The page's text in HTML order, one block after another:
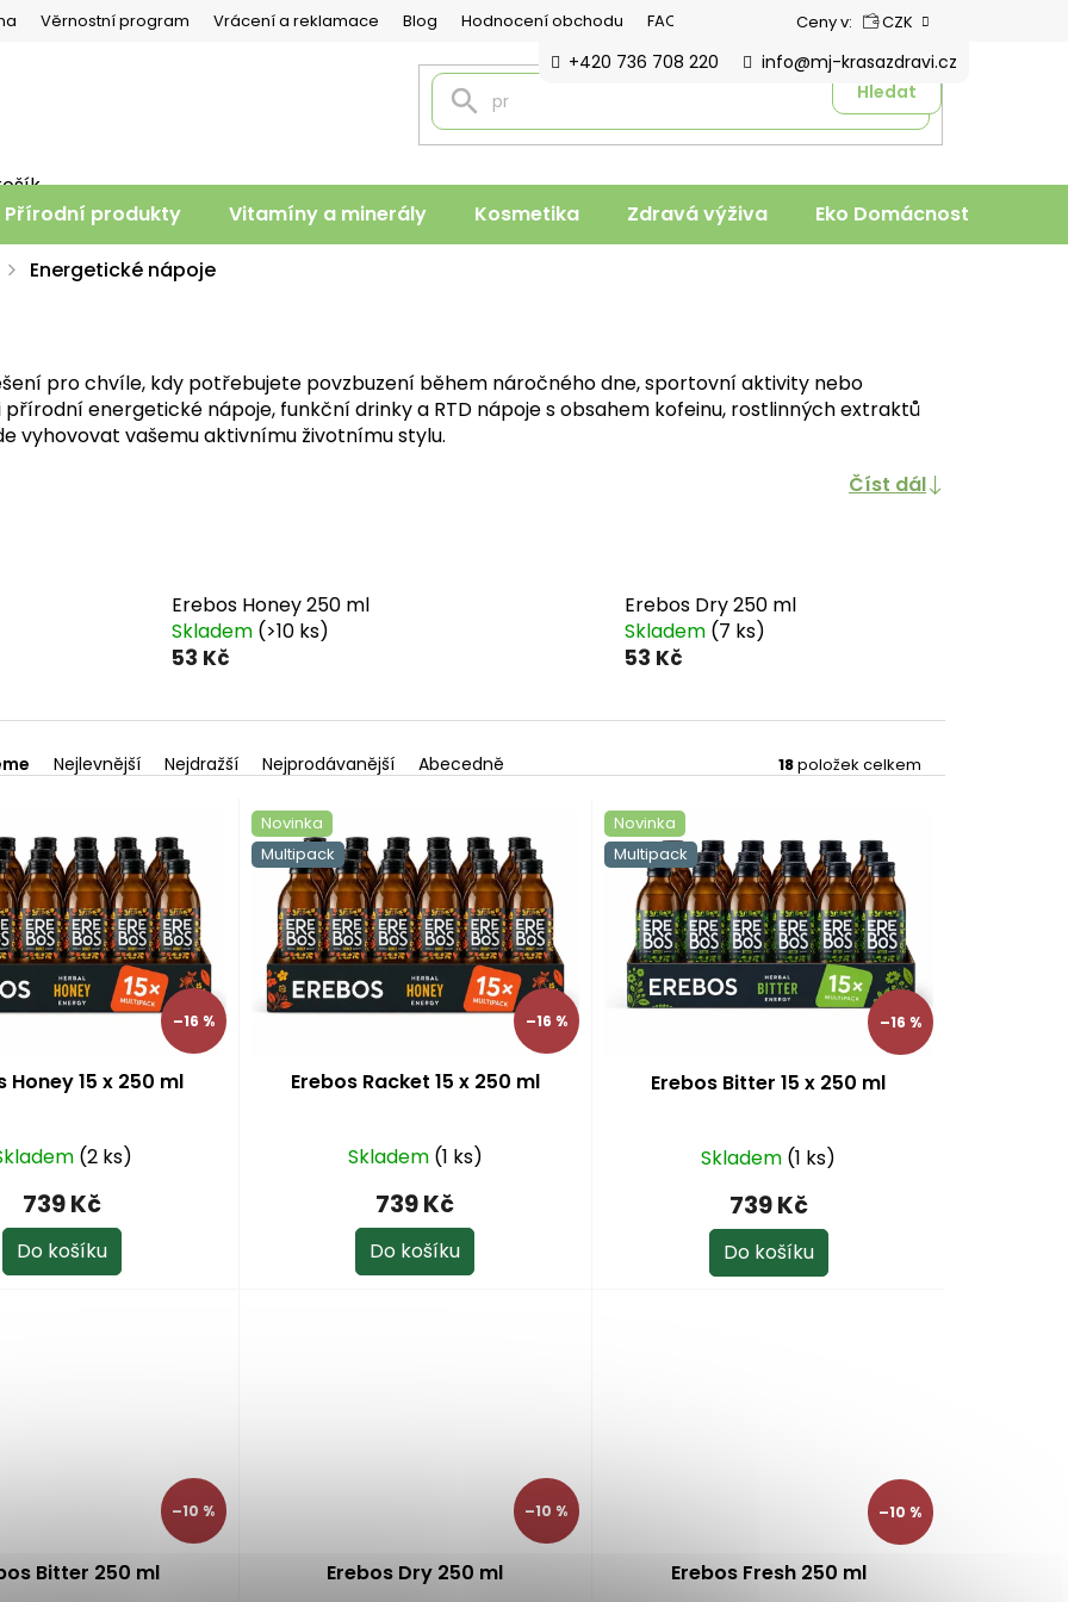
Věrnostní program Vrácení a reklamace Blog Hodnocení obchodu FAQ Ceny v: CZK
Hledat
+420 736 708 220 info@mj-krasazdravi.cz
Přírodní produkty Vitamíny a minerály Kosmetika Zdravá výživa Eko Domácnost
Energetické nápoje
pro chvíle, kdy potřebujete povzbuzení během náročného dne, sportovní aktivity nebo
energetické nápoje, funkční drinky a RTD nápoje s obsahem kofeinu, rostlinných extraktů
vyhovovat vašemu aktivnímu životnímu stylu.
Číst dál
Erebos Honey 250 ml
Skladem (>10 ks)
53 Kč
Erebos Dry 250 ml
Skladem (7 ks)
53 Kč
Nejlevnější Nejdražší Nejprodávanější Abecedně 18položek celkem
–16 %
Honey 15 x 250 ml
(2 ks)
739 Kč
Do košíku
Novinka
Multipack
–16 %
Erebos Racket 15 x 250 ml
Skladem (1 ks)
739 Kč
Do košíku
Novinka
Multipack
–16 %
Erebos Bitter 15 x 250 ml
Skladem (1 ks)
739 Kč
Do košíku
–10 %
Bitter 250 ml
–10 %
Erebos Dry 250 ml
–10 %
Erebos Fresh 250 ml